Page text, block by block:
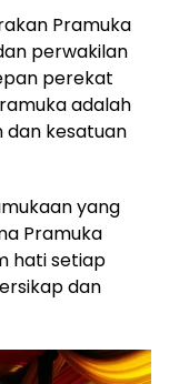
Pramuka
perwakilan
perekat
adalah
kesatuan
yang
Pramuka
hati setiap
dan